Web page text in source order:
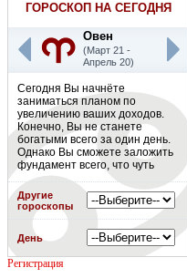
ГОРОСКОП НА СЕГОДНЯ
Овен
(Март 21 -
Апрель 20)
Сегодня Вы начнёте
заниматься планом по
увеличению ваших доходов.
Конечно, Вы не станете
богатыми всего за один день.
Однако Вы сможете заложить
фундамент всего, что чуть
позже приведет Вас к
заветному процветанию.
Работайте,
совершенствуйтесь в своей
сфере деятельности, но не
забывайте об отдыхе.
Постарайтесь спланировать
расписание своего дня, чтобы
Другие
гороскопы
День
Регистрация